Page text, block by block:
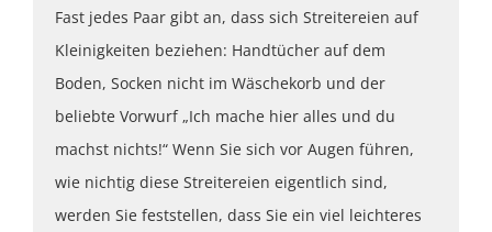
Fast jedes Paar gibt an, dass sich Streitereien auf
Kleinigkeiten beziehen: Handtücher auf dem
Boden, Socken nicht im Wäschekorb und der
beliebte Vorwurf „Ich mache hier alles und du
machst nichts!“ Wenn Sie sich vor Augen führen,
wie nichtig diese Streitereien eigentlich sind,
werden Sie feststellen, dass Sie ein viel leichteres